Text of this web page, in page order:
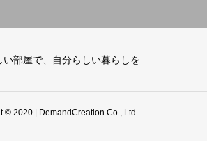
い部屋で、自分らしい暮らしを
© 2020 | DemandCreation Co., Ltd